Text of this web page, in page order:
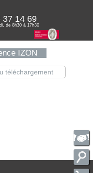
37 14 69
de 8h30 à 17h30
IZON
téléchargement